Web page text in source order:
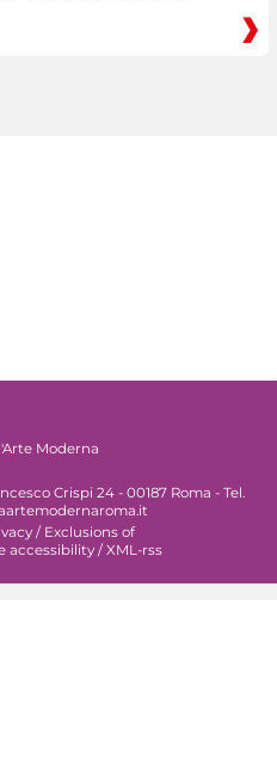
Moderna
Crispi 24 - 00187 Roma - Tel.
/ Exclusions of
accessibility /XML-rss